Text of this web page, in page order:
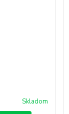
Skladom